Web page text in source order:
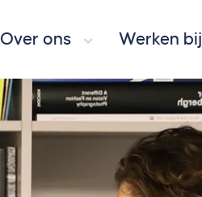
Over ons Werken bij